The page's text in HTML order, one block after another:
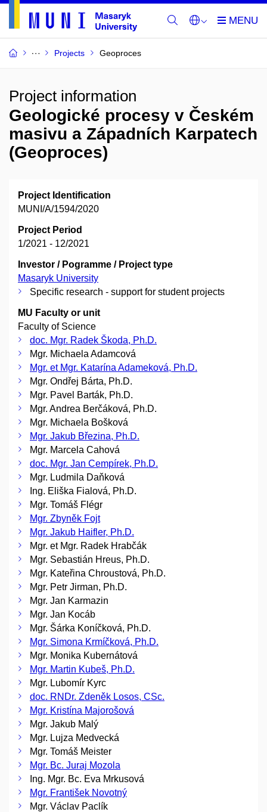
Projects Geoproces
Project information
Geologické procesy v Českém
masivu a Západních Karpatech
(Geoproces)
Project Identification
MUNI/A/1594/2020
Project Period
1/2021 - 12/2021
Investor / Pogramme / Project type
Masaryk University
Specific research - support for student projects
MU Faculty or unit
Faculty of Science
doc. Mgr. Radek Škoda, Ph.D.
Mgr. Michaela Adamcová
Mgr. et Mgr. Katarína Adameková, Ph.D.
Mgr. Ondřej Bárta, Ph.D.
Mgr. Pavel Barták, Ph.D.
Mgr. Andrea Berčáková, Ph.D.
Mgr. Michaela Bošková
Mgr. Jakub Březina, Ph.D.
Mgr. Marcela Cahová
doc. Mgr. Jan Cempírek, Ph.D.
Mgr. Ludmila Daňková
Ing. Eliška Fialová, Ph.D.
Mgr. Tomáš Flégr
Mgr. Zbyněk Fojt
Mgr. Jakub Haifler, Ph.D.
Mgr. et Mgr. Radek Hrabčák
Mgr. Sebastián Hreus, Ph.D.
Mgr. Kateřina Chroustová, Ph.D.
Mgr. Petr Jirman, Ph.D.
Mgr. Jan Karmazin
Mgr. Jan Kocáb
Mgr. Šárka Koníčková, Ph.D.
Mgr. Simona Krmíčková, Ph.D.
Mgr. Monika Kubernátová
Mgr. Martin Kubeš, Ph.D.
Mgr. Lubomír Kyrc
doc. RNDr. Zdeněk Losos, CSc.
Mgr. Kristína Majorošová
Mgr. Jakub Malý
Mgr. Lujza Medvecká
Mgr. Tomáš Meister
Mgr. Bc. Juraj Mozola
Ing. Mgr. Bc. Eva Mrkusová
Mgr. František Novotný
Mgr. Václav Paclík